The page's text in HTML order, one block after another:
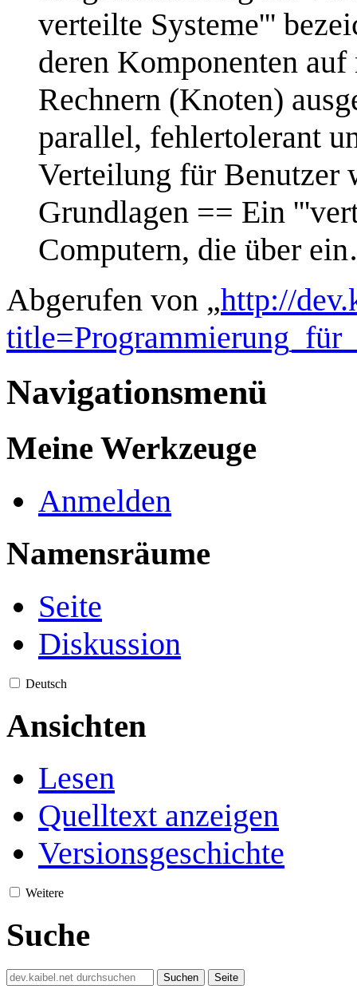
verteilte Systeme'''
deren Komponenten
Rechnern (Knoten)
parallel, fehlertolerant
Verteilung für Benutzer
Grundlagen == Ein
Computern, die über
Abgerufen von „http://
Navigationsmenü
Meine Werkzeuge
Anmelden
Namensräume
Seite
Diskussion
Deutsch
Ansichten
Lesen
Quelltext anzeigen
Versionsgeschichte
Weitere
Suche